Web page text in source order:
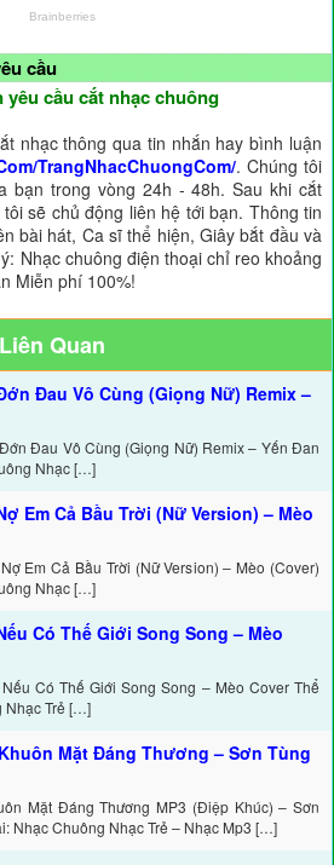
cầu
yêu cầu cắt nhạc chuông
nhạc thông qua tin nhắn hay bình luận
TrangNhacChuongCom/. Chúng tôi
bạn trong vòng 24h - 48h. Sau khi cắt
sẽ chủ động liên hệ tới bạn. Thông tin
bài hát, Ca sĩ thể hiện, Giây bắt đầu và
Nhạc chuông điện thoại chỉ reo khoảng
Miễn phí 100%!
Quan
Đau Vô Cùng (Giọng Nữ) Remix –
Đau Vô Cùng (Giọng Nữ) Remix – Yến Đan
Nhạc […]
Em Cả Bầu Trời (Nữ Version) – Mèo
Em Cả Bầu Trời (Nữ Version) – Mèo (Cover)
Nhạc […]
Có Thế Giới Song Song – Mèo
Có Thế Giới Song Song – Mèo Cover Thể
Nhạc Trẻ […]
Mặt Đáng Thương – Sơn Tùng
Mặt Đáng Thương MP3 (Điệp Khúc) – Sơn
Nhạc Chuông Nhạc Trẻ – Nhạc Mp3 […]